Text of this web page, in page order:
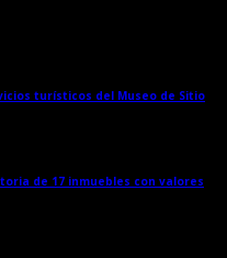
turísticos del Museo de Sitio
de 17 inmuebles con valores